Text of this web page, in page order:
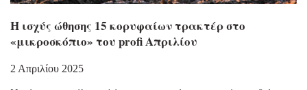
Η ισχύς ώθησης 15 κορυφαίων τρακτέρ στο
«μικροσκόπιο» του profi Απριλίου
2 Απριλίου 2025